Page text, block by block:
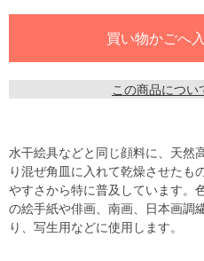
この商品につい
水干絵具などと同じ顔料に、天然
り混ぜ角皿に入れて乾燥させたも
やすさから特に普及しています。
の絵手紙や俳画、南画、日本画調
り、写生用などに使用します。